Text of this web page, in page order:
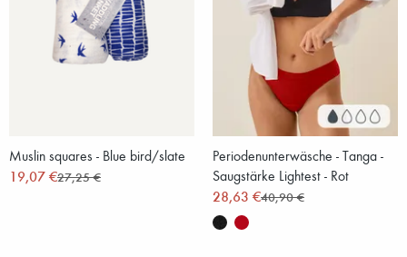
Muslin squares - Blue bird/slate
19,07 €27,25 €
Periodenunterwäsche - Tanga -
Saugstärke Lightest - Rot
28,63 €40,90 €